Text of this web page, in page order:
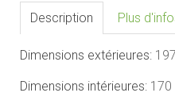
Description Plus
Dimensions extérieures:
Dimensions intérieures: 170